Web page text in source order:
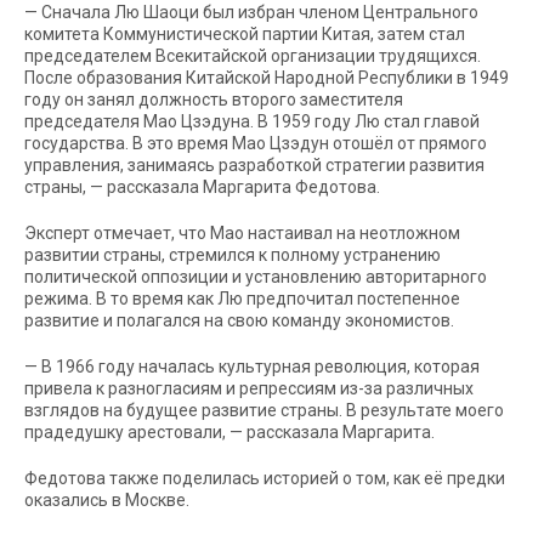
— Сначала Лю Шаоци был избран членом Центрального
комитета Коммунистической партии Китая, затем стал
председателем Всекитайской организации трудящихся.
После образования Китайской Народной Республики в 1949
году он занял должность второго заместителя
председателя Мао Цзэдуна. В 1959 году Лю стал главой
государства. В это время Мао Цзэдун отошёл от прямого
управления, занимаясь разработкой стратегии развития
страны, — рассказала Маргарита Федотова.
Эксперт отмечает, что Мао настаивал на неотложном
развитии страны, стремился к полному устранению
политической оппозиции и установлению авторитарного
режима. В то время как Лю предпочитал постепенное
развитие и полагался на свою команду экономистов.
— В 1966 году началась культурная революция, которая
привела к разногласиям и репрессиям из-за различных
взглядов на будущее развитие страны. В результате моего
прадедушку арестовали, — рассказала Маргарита.
Федотова также поделилась историей о том, как её предки
оказались в Москве.